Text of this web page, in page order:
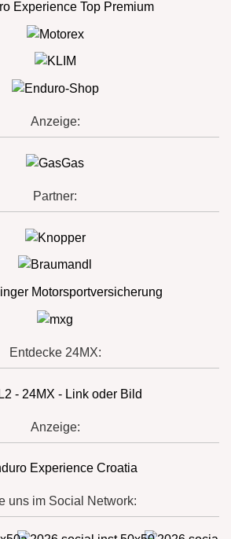
Anzeige:
Partner:
Entdecke 24MX:
Anzeige:
uns im Social Network: